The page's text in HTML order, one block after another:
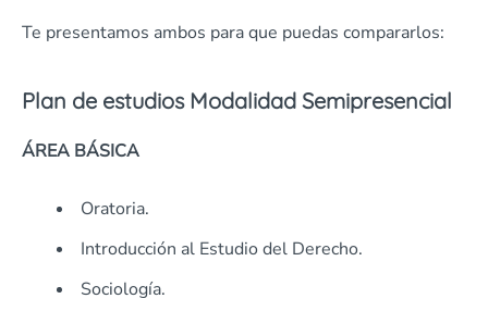
Te presentamos ambos para que puedas compararlos:
Plan de estudios Modalidad Semipresencial
ÁREA BÁSICA
Oratoria.
Introducción al Estudio del Derecho.
Sociología.